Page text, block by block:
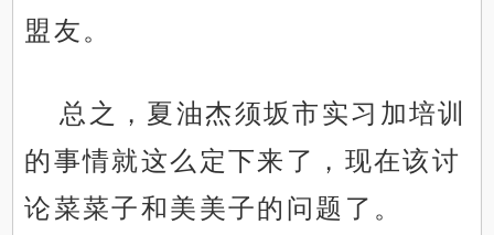
盟友。
总之，夏油杰须坂市实习加培训
的事情就这么定下来了，现在该讨
论菜菜子和美美子的问题了。